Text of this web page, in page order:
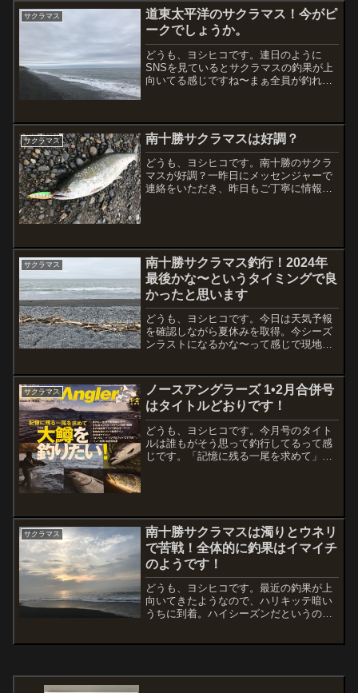
年の降雪量が少なかった影響も相まっ
て、現在もタウシュベツ橋...
サクラマス
道東太平洋のサクラマス！今がピ
ークでしょうか。
どうも、ヨシヒコです。連日のように
SNSを見ているとサクラマスの釣果が上
向いてる感じですね〜まぁ全員が釣れて
良い感じに1m以下です...
サクラマス 南十勝サクラマスは好調？
どうも、ヨシヒコです。南十勝のサクラ
マスが好調？一昨日にメッセンジャーで
連絡をいただき、昨日もご丁寧に情報提
サクラマス
南十勝サクラマス釣行！2024年
最後かな〜というタイミングで良
かったと思います
どうも、ヨシヒコです。今日は天気予報
を確認しながら夏休みを取得。今シーズ
ンラストになるかな〜って感じで現地到
いう感じでしたが、駐車スペースには2台
だけ。？？？アラー...
サクラマス
ノースアングラーズ 1•2月合併号
はタイトルどおりです！
どうも、ヨシヒコです。今月号のタイト
ルは誰もがそう思って釣行してるって感
じです。「記憶に残る一尾を求めて」大
サクラマス
南十勝サクラマスは濁りとウネリ
で苦戦！全体的に釣果はイマイチ
のようです！
どうも、ヨシヒコです。最近の釣果が上
向いてきたようなので、ハリキッテ暗い
うちに到着。ハイシーズンだというのに